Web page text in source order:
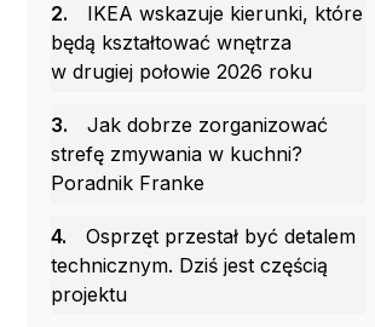
2.
IKEA wskazuje kierunki, które
będą kształtować wnętrza
w drugiej połowie 2026 roku
3.
Jak dobrze zorganizować
strefę zmywania w kuchni?
Poradnik Franke
4.
Osprzęt przestał być detalem
technicznym. Dziś jest częścią
projektu